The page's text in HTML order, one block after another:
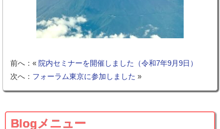
前へ：« 院内セミナーを開催しました（令和7年9月9日）
次へ： フォーラム東京に参加しました »
Blogメニュー